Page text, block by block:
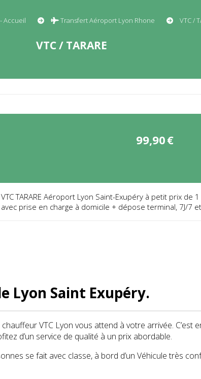
Accueil Transfert Aéroport Lyon Rhone VTC /
VTC / TARARE
99,90€
VTC TARARE Aéroport Lyon Saint-Exupéry à petit prix de
avec prise en charge à domicile + dépose terminal, 7J/7
Lyon Saint Exupéry.
VTC Lyon vous attend à votre arrivée. C’est
d’un service de qualité à un prix abordable.
se fait avec classe, à bord d’un Véhicule très